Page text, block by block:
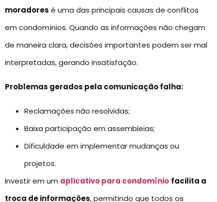
moradores é uma das principais causas de conflitos
em condomínios. Quando as informações não chegam
de maneira clara, decisões importantes podem ser mal
interpretadas, gerando insatisfação.
Problemas gerados pela comunicação falha:
Reclamações não resolvidas;
Baixa participação em assembleias;
Dificuldade em implementar mudanças ou
projetos.
Investir em um aplicativo para condomínio facilita a
troca de informações, permitindo que todos os